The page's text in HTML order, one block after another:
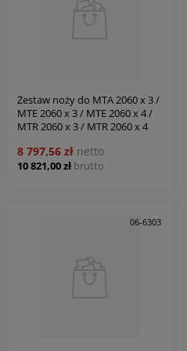
Zestaw noży do MTA 2060 x 3 /
MTE 2060 x 3 / MTE 2060 x 4 /
MTR 2060 x 3 / MTR 2060 x 4
10 821,00 zł brutto
8 797,56 zł netto
06-6303